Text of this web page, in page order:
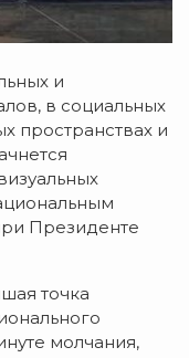
и
в социальных
пространствах и
Президенте
точка
молчания,